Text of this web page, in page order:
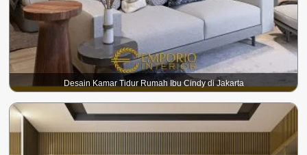
Desain Kamar Tidur Rumah Ibu Cindy di Jakarta